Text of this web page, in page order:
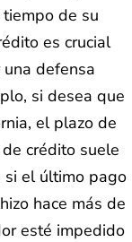
de su
es crucial
defensa
si desea que
el plazo de
crédito suele
si el último pago
hace más de
esté impedido